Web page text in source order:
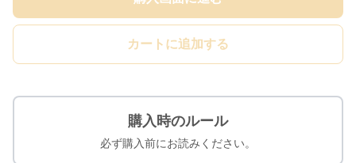
カートに追加する
購入時のルール
必ず購入前にお読みください。